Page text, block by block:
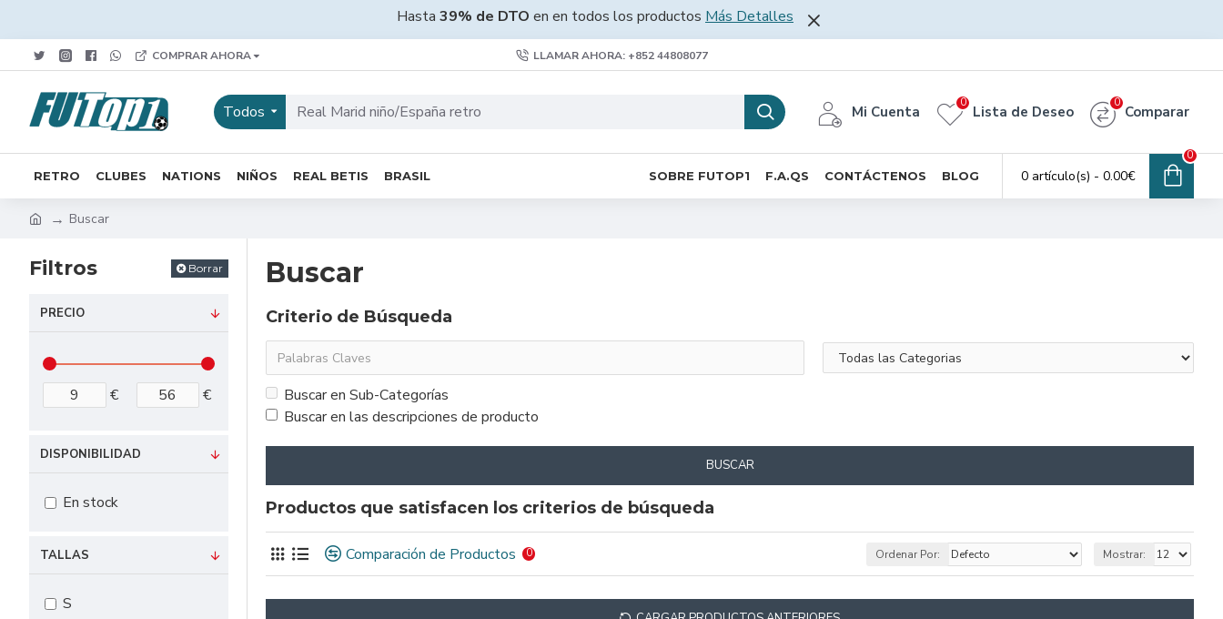
Hasta 39% de DTO en en todos los productos Más Detalles
COMPRAR AHORA LLAMAR AHORA: +852 44808077
Todos Mi Cuenta Lista de Deseo
0
Comparar
0
RETRO CLUBES NATIONS NIÑOS REAL BETIS BRASIL SOBRE FUTOP1 F.A.QS CONTÁCTENOS BLOG 0 artículo(s) - 0.00€
0
Buscar
Filtros Borrar
PRECIO
€ €
TALLAS
S
DISPONIBILIDAD
En stock
Buscar
Criterio de Búsqueda
Buscar en Sub-Categorías
Buscar en las descripciones de producto
BUSCAR
Productos que satisfacen los criterios de búsqueda
Comparación de Productos 0 Ordenar Por: Mostrar: